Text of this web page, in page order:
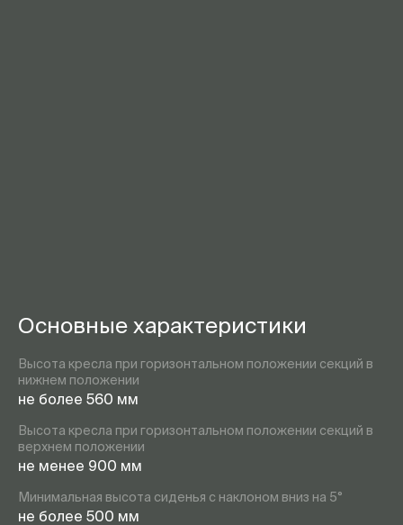
Основные характеристики
Высота кресла при горизонтальном положении секций в
нижнем положении
не более 560 мм
Высота кресла при горизонтальном положении секций в
верхнем положении
не менее 900 мм
Минимальная высота сиденья с наклоном вниз на 5°
не более 500 мм